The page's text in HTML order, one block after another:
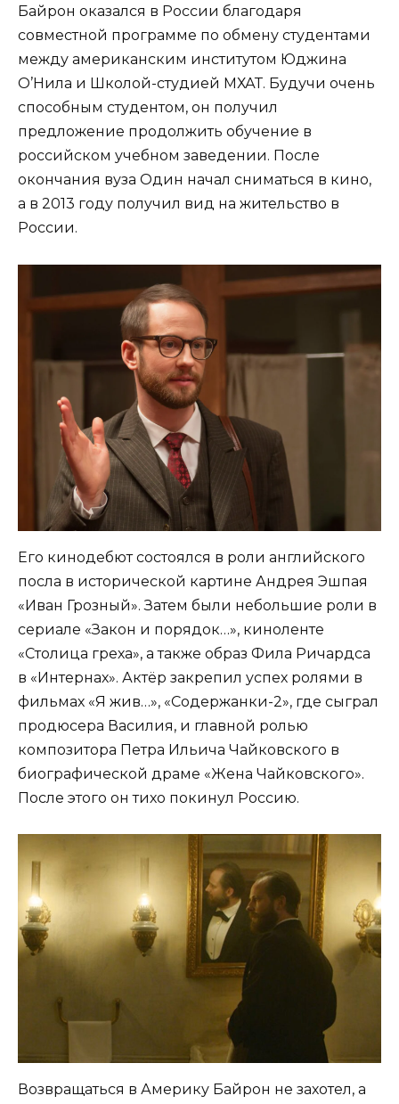
Байрон оказался в России благодаря
совместной программе по обмену студентами
между американским институтом Юджина
О’Нила и Школой-студией МХАТ. Будучи очень
способным студентом, он получил
предложение продолжить обучение в
российском учебном заведении. После
окончания вуза Один начал сниматься в кино,
а в 2013 году получил вид на жительство в
России.
Его кинодебют состоялся в роли английского
посла в исторической картине Андрея Эшпая
«Иван Грозный». Затем были небольшие роли в
сериале «Закон и порядок…», киноленте
«Столица греха», а также образ Фила Ричардса
в «Интернах». Актёр закрепил успех ролями в
фильмах «Я жив…», «Содержанки-2», где сыграл
продюсера Василия, и главной ролью
композитора Петра Ильича Чайковского в
биографической драме «Жена Чайковского».
После этого он тихо покинул Россию.
Возвращаться в Америку Байрон не захотел, а